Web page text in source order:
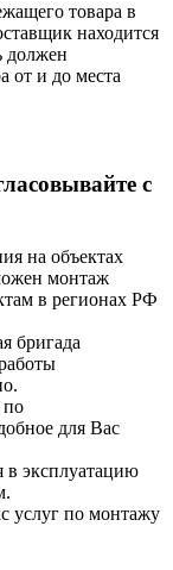
товара в
находится
должен
от и до места
с
на объектах
монтаж
в регионах РФ
бригада
по
для Вас
в эксплуатацию
услуг по монтажу